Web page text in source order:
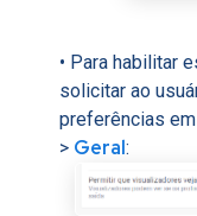
• Para habilitar
solicitar ao
preferências em
> Geral: